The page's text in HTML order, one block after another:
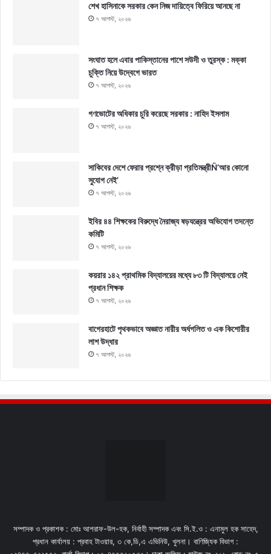
শেখ হাসিনাকে সরকার কেন নিজ দায়িত্বে ফিরিয়ে আনছে না
৭ আগস্ট, ২০২৬
সংঘাত হলে এবার পাকিস্তানের পাশে সউদী ও তুরস্ক : মক্কা
চুক্তি নিয়ে উদ্বেগে ভারত
৭ আগস্ট, ২০২৬
গণভোটের অধিকার চুরি করেছে সরকার : নাহিদ ইসলাম
৭ আগস্ট, ২০২৬
সাকিবের দেশে ফেরার প্রশ্নে ক্রীড়া প্রতিমন্ত্রীÑ‘আর কোনো
সুযোগ নেই’
৭ আগস্ট, ২০২৬
ইবির ৪৪ শিক্ষকের বিরুদ্ধে নৈরাজ্য ষড়যন্ত্রের অভিযোগ তদন্তে
কমিটি
৭ আগস্ট, ২০২৬
কয়রার ১৪২ প্রাথমিক বিদ্যালয়ের মধ্যে ৮৩ টি বিদ্যালয়ে নেই
প্রধান শিক্ষক
৭ আগস্ট, ২০২৬
বাগেরহাটে পৃথকভাবে অজ্ঞাত নারীর অর্ধগলিত ও এক কিশোরীর
লাশ উদ্ধার
৭ আগস্ট, ২০২৬
সম্পাদক ও প্রকাশক : মোঃ আশরাফ-উল-হক, নির্বাহী সম্পাদক এবং সি.ই.ও : এনামুল হক সাহেদ,
প্রধান কার্যালয় : প্রবাহ টাওয়ার, ৩ কে,ডি,এ এভিনিউ, খুলনা। বাণিজ্যিক বিভাগ :